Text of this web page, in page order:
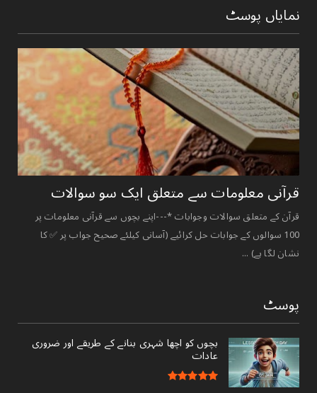
نمایاں پوسٹ
قرآنی ‏معلومات ‏سے ‏متعلق ‏ایک ‏سو ‏سوالات ‏
قرآن کے متعلق سوالات وجوابات *---اپنے بچوں سے قرآنی معلومات پر
100 سوالوں کے جوابات حل کرائیے (آسانی کیلئے صحیح جواب پر ✅ کا
نشان لگا ہے) ...
پوسٹ
بچوں کو اچھا شہری بنانے کے طریقے اور ضروری
عادات